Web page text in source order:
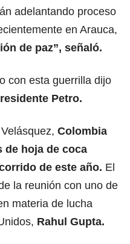
adelantando proceso
en Arauca,
de paz”, señaló.
con esta guerrilla dijo
Petro.
Colombia
de hoja de coca
de este año. El
la reunión con uno de
materia de lucha
Rahul Gupta.